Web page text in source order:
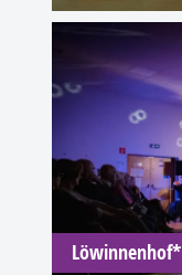
Löwinnenhof*